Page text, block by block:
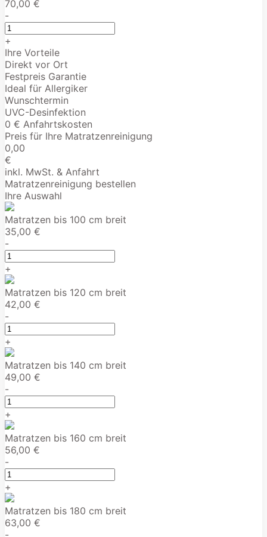
70,00 €
-
+
Ihre Vorteile
Direkt vor Ort
Festpreis Garantie
Ideal für Allergiker
Wunschtermin
UVC-Desinfektion
0 € Anfahrtskosten
Preis für Ihre Matratzenreinigung
0,00
€
inkl. MwSt. & Anfahrt
Matratzenreinigung bestellen
Ihre Auswahl
Matratzen bis 100 cm breit
35,00 €
-
+
Matratzen bis 120 cm breit
42,00 €
-
+
Matratzen bis 140 cm breit
49,00 €
-
+
Matratzen bis 160 cm breit
56,00 €
-
+
Matratzen bis 180 cm breit
63,00 €